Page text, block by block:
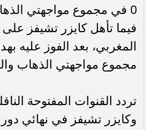
0 في مجموع مواجهتي الذهاب والعودة.
فيما تأهل كايزر تشيفز
المغربي، بعد الفوز عليه
مجموع مواجهتي الذهاب
تردد القنوات المفتوحة
وكايزر تشيفز في نهائي